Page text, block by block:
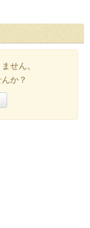
せん。
か？